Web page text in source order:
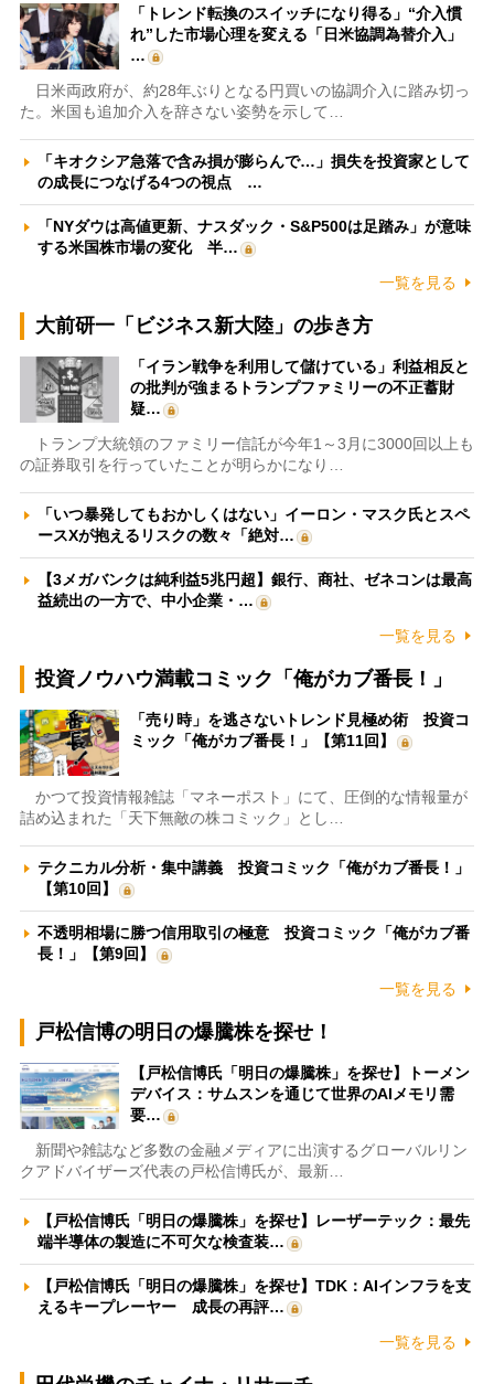
「トレンド転換のスイッチになり得る」“介入慣
れ”した市場心理を変える「日米協調為替介入」
…
日米両政府が、約28年ぶりとなる円買いの協調介入に踏み切っ
た。米国も追加介入を辞さない姿勢を示して…
「キオクシア急落で含み損が膨らんで…」損失を投資家として
の成長につなげる4つの視点 …
「NYダウは高値更新、ナスダック・S&P500は足踏み」が意味
する米国株市場の変化 半…
一覧を見る
大前研一「ビジネス新大陸」の歩き方
「イラン戦争を利用して儲けている」利益相反と
の批判が強まるトランプファミリーの不正蓄財
疑…
トランプ大統領のファミリー信託が今年1～3月に3000回以上も
の証券取引を行っていたことが明らかになり…
「いつ暴発してもおかしくはない」イーロン・マスク氏とスペ
ースXが抱えるリスクの数々「絶対…
【3メガバンクは純利益5兆円超】銀行、商社、ゼネコンは最高
益続出の一方で、中小企業・…
一覧を見る
投資ノウハウ満載コミック「俺がカブ番長！」
「売り時」を逃さないトレンド見極め術 投資コ
ミック「俺がカブ番長！」【第11回】
かつて投資情報雑誌「マネーポスト」にて、圧倒的な情報量が
詰め込まれた「天下無敵の株コミック」とし…
テクニカル分析・集中講義 投資コミック「俺がカブ番長！」
【第10回】
不透明相場に勝つ信用取引の極意 投資コミック「俺がカブ番
長！」【第9回】
一覧を見る
戸松信博の明日の爆騰株を探せ！
【戸松信博氏「明日の爆騰株」を探せ】トーメン
デバイス：サムスンを通じて世界のAIメモリ需
要…
新聞や雑誌など多数の金融メディアに出演するグローバルリン
クアドバイザーズ代表の戸松信博氏が、最新…
【戸松信博氏「明日の爆騰株」を探せ】レーザーテック：最先
端半導体の製造に不可欠な検査装…
【戸松信博氏「明日の爆騰株」を探せ】TDK：AIインフラを支
えるキープレーヤー 成長の再評…
一覧を見る